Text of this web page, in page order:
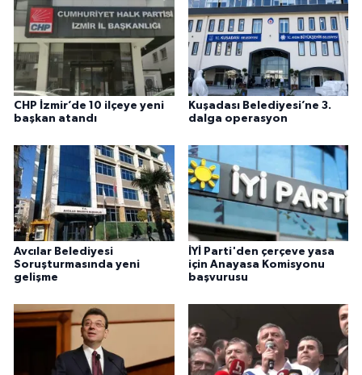
CHP İzmir’de 10 ilçeye yeni
başkan atandı
Kuşadası Belediyesi’ne 3.
dalga operasyon
Avcılar Belediyesi
Soruşturmasında yeni
gelişme
İYİ Parti'den çerçeve yasa
için Anayasa Komisyonu
başvurusu